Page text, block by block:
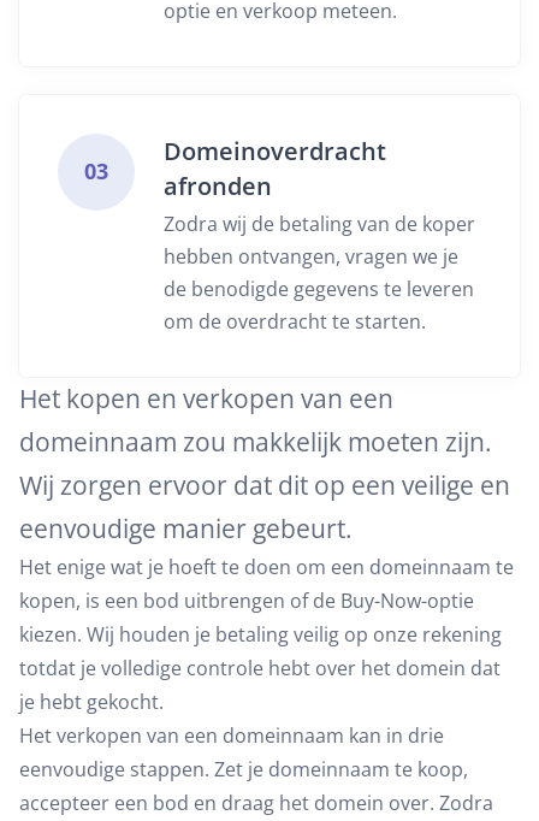
Het kopen en verkopen van een
domeinnaam zou makkelijk moeten zijn.
Wij zorgen ervoor dat dit op een veilige en
eenvoudige manier gebeurt.
Het enige wat je hoeft te doen om een domeinnaam te
kopen, is een bod uitbrengen of de Buy-Now-optie
kiezen. Wij houden je betaling veilig op onze rekening
totdat je volledige controle hebt over het domein dat
je hebt gekocht.
Het verkopen van een domeinnaam kan in drie
eenvoudige stappen. Zet je domeinnaam te koop,
accepteer een bod en draag het domein over. Zodra
optie en verkoop meteen.
03
Domeinoverdracht
afronden
Zodra wij de betaling van de koper
hebben ontvangen, vragen we je
de benodigde gegevens te leveren
om de overdracht te starten.